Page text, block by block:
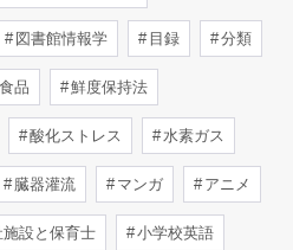
図書館情報学 目録 分類
品 鮮度保持法
酸化ストレス 水素ガス
臓器灌流 マンガ アニメ
設と保育士 小学校英語